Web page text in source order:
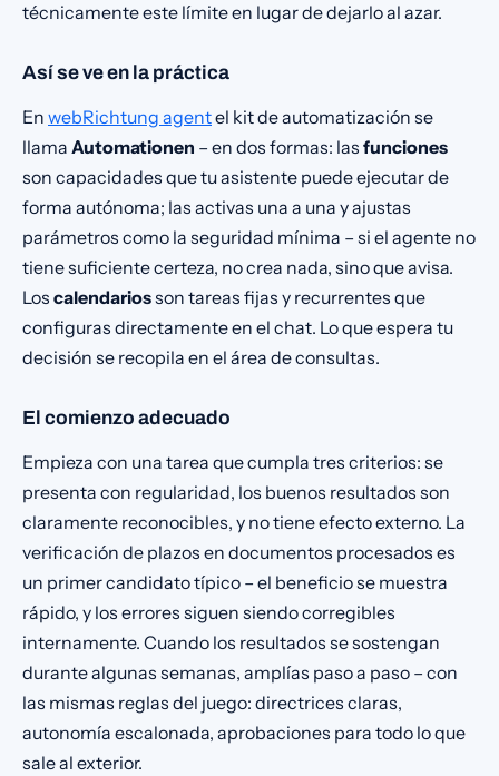
técnicamente este límite en lugar de dejarlo al azar.
Así se ve en la práctica
En webRichtung agentel kit de automatización se
llama Automationen – en dos formas: las funciones
son capacidades que tu asistente puede ejecutar de
forma autónoma; las activas una a una y ajustas
parámetros como la seguridad mínima – si el agente no
tiene suficiente certeza, no crea nada, sino que avisa.
Los calendariosson tareas fijas y recurrentes que
configuras directamente en el chat. Lo que espera tu
decisión se recopila en el área de consultas.
El comienzo adecuado
Empieza con una tarea que cumpla tres criterios: se
presenta con regularidad, los buenos resultados son
claramente reconocibles, y no tiene efecto externo. La
verificación de plazos en documentos procesados es
un primer candidato típico – el beneficio se muestra
rápido, y los errores siguen siendo corregibles
internamente. Cuando los resultados se sostengan
durante algunas semanas, amplías paso a paso – con
las mismas reglas del juego: directrices claras,
autonomía escalonada, aprobaciones para todo lo que
sale al exterior.